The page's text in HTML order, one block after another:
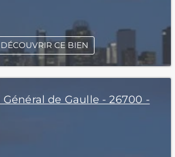
DÉCOUVRIR CE BIEN
de Gaulle - 26700 -